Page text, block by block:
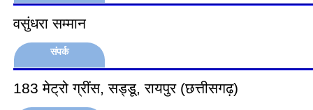
वसुंधरा सम्मान
संपर्क
183 मेट्रो ग्रींस, सड्डू, रायपुर (छत्तीसगढ़)